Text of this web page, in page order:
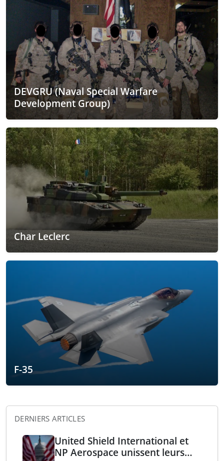
DEVGRU (Naval Special Warfare
Development Group)
Char Leclerc
F-35
DERNIERS ARTICLES
United Shield International et
NP Aerospace unissent leurs